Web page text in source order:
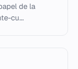
de la
cu...